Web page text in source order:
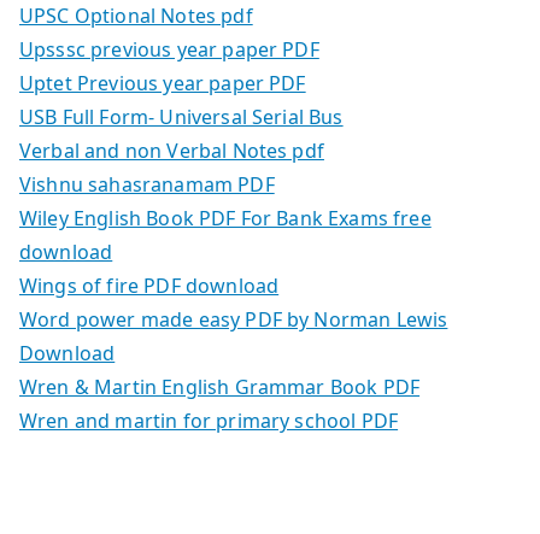
UPSC Optional Notes pdf
Upsssc previous year paper PDF
Uptet Previous year paper PDF
USB Full Form- Universal Serial Bus
Verbal and non Verbal Notes pdf
Vishnu sahasranamam PDF
Wiley English Book PDF For Bank Exams free
download
Wings of fire PDF download
Word power made easy PDF by Norman Lewis
Download
Wren & Martin English Grammar Book PDF
Wren and martin for primary school PDF